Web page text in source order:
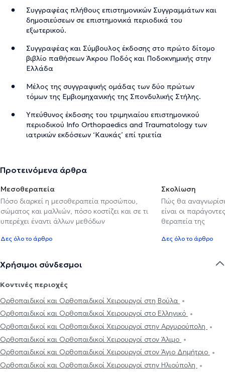
Συγγραφέας πλήθους επιστημονικών Συγγραμμάτων και
δημοσιεύσεων σε επιστημονικά περιοδικά του
εξωτερικού.
Συγγραφέας και Σύμβουλος έκδοσης στο πρώτο δίτομο
βιβλίο παθήσεων Άκρου Ποδός και Ποδοκνημικής στην
Ελλάδα
Μέλος της συγγραφικής ομάδας των δύο πρώτων
τόμων της Εμβιομηχανικής της Σπονδυλικής Στήλης.
Υπεύθυνος έκδοσης του τριμηνιαίου επιστημονικού
περιοδικού Info Orthopaedics and Traumatology των
ιατρικών εκδόσεων ‘Καυκάς’ επί τριετία
Προτεινόμενα άρθρα
Μεσοθεραπεία
Πόσο διαρκεί η μεσοθεραπεία προσώπου,
σώματος και μαλλιών, πόσο κοστίζει και σε τι
υπερέχει έναντι άλλων μεθόδων
Δες όλο το άρθρο
Σκολίωση
Πώς θα
είναι οι
θεραπεία της
Δες όλο το άρθρο
Χρήσιμοι σύνδεσμοι
Κοντινές περιοχές
Ορθοπαιδικοί και Ορθοπαιδικοί Χειρουργοί στη Βούλα
Ορθοπαιδικοί και Ορθοπαιδικοί Χειρουργοί στο Ελληνικό
Ορθοπαιδικοί και Ορθοπαιδικοί Χειρουργοί στην Αργυρούπολη
Ορθοπαιδικοί και Ορθοπαιδικοί Χειρουργοί στον Άλιμο
Ορθοπαιδικοί και Ορθοπαιδικοί Χειρουργοί στον Άγιο Δημήτριο
Ορθοπαιδικοί και Ορθοπαιδικοί Χειρουργοί στην Ηλιούπολη